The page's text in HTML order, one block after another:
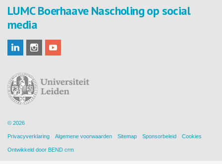
LUMC Boerhaave Nascholing op social
media
© 2026
Privacyverklaring Algemene voorwaarden Sitemap Sponsorbeleid Cookies
Ontwikkeld door BEND crm